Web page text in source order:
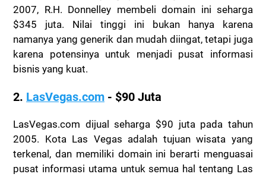
2007, R.H. Donnelley membeli domain ini seharga
$345 juta. Nilai tinggi ini bukan hanya karena
namanya yang generik dan mudah diingat, tetapi juga
karena potensinya untuk menjadi pusat informasi
bisnis yang kuat.
2. LasVegas.com - $90 Juta
LasVegas.com dijual seharga $90 juta pada tahun
2005. Kota Las Vegas adalah tujuan wisata yang
terkenal, dan memiliki domain ini berarti menguasai
pusat informasi utama untuk semua hal tentang Las